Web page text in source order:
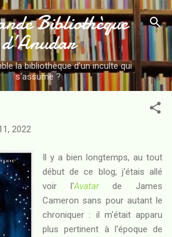
au contenu principal
Bibliothèque
d’Anudar
la bibliothèque d'un inculte qui
s'assume ?
2022
Il y a bien longtemps, au tout
début de ce blog, j'étais allé
voir l'Avatarde James
Cameron sans pour autant le
chroniquer : il m'était apparu
plus pertinent à l'époque de